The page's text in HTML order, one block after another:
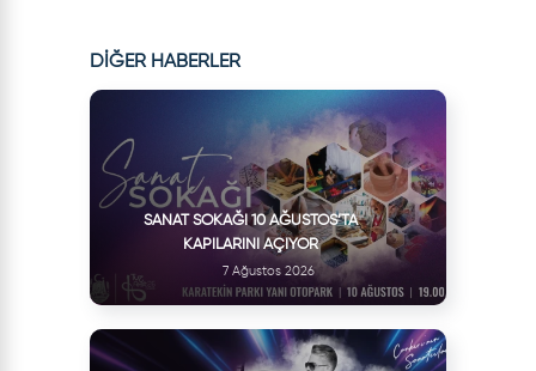
DİĞER HABERLER
SANAT SOKAĞI 10 AĞUSTOS’TA
KAPILARINI AÇIYOR
7 Ağustos 2026